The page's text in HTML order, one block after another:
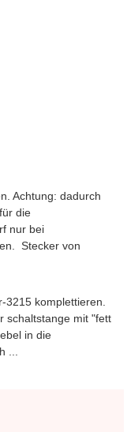
Achtung: dadurch
die
nur bei
Stecker von
komplettieren.
schaltstange mit "fett
in die
...